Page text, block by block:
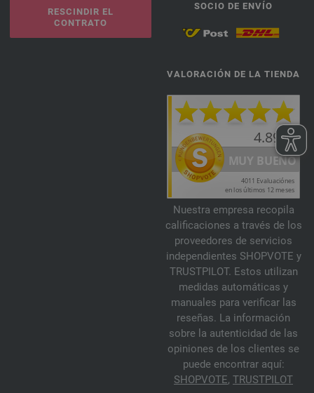
RESCINDIR EL
CONTRATO
SOCIO DE ENVÍO
VALORACIÓN DE LA TIENDA
Nuestra empresa recopila
calificaciones a través de los
proveedores de servicios
independientes SHOPVOTE y
TRUSTPILOT. Estos utilizan
medidas automáticas y
manuales para verificar las
reseñas. La información
sobre la autenticidad de las
opiniones de los clientes se
puede encontrar aquí:
SHOPVOTE, TRUSTPILOT